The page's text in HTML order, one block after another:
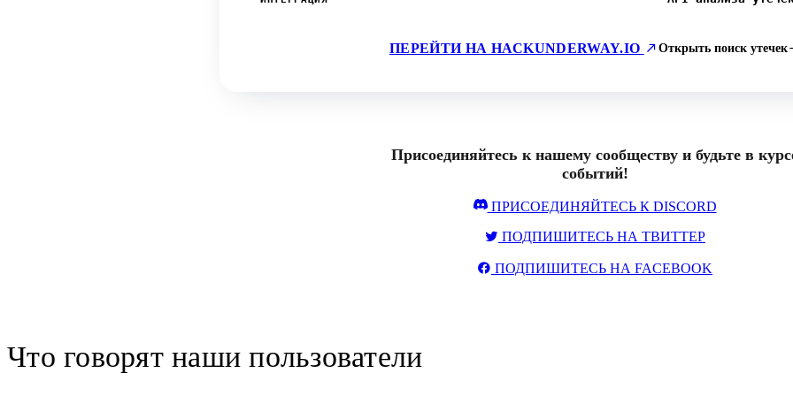
ПЕРЕЙТИ НА HACKUNDERWAY.IO Открыть поиск утечек
Присоединяйтесь к нашему сообществу и будьте в
событий!
ПРИСОЕДИНЯЙТЕСЬ К DISCORD
ПОДПИШИТЕСЬ НА ТВИТТЕР
ПОДПИШИТЕСЬ НА FACEBOOK
Что говорят наши пользователи